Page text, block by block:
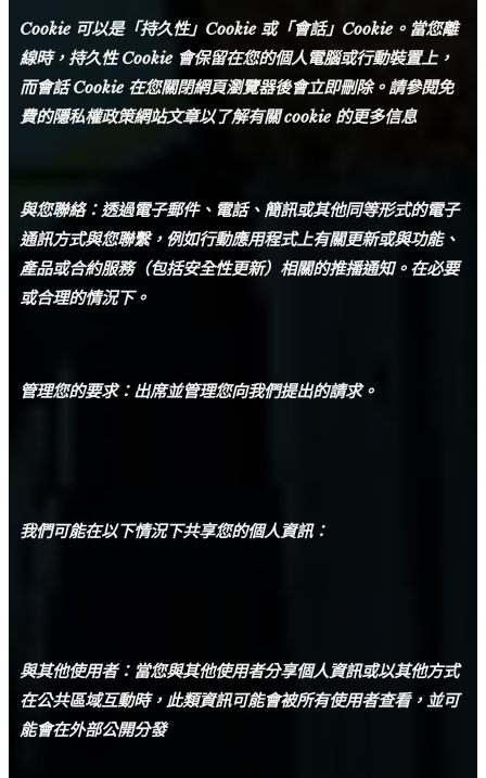
Cookie 可以是「持久性」Cookie 或「會話」Cookie。 當您離
線時，持久性 Cookie 會保留在您的個人電腦或行動裝置上，
而會話 Cookie 在您關閉網頁瀏覽器後會立即刪除。 請參閱免
費的隱私權政策網站文章以了解有關 cookie 的更多信息
與您聯絡：透過電子郵件、電話、簡訊或其他同等形式的電子
通訊方式與您聯繫，例如行動應用程式上有關更新或與功能、
產品或合約服務（包括安全性更新）相關的推播通知。 在必要
或合理的情況下。
管理您的要求：出席並管理您向我們提出的請求。
我們可能在以下情況下共享您的個人資訊：
與其他使用者：當您與其他使用者分享個人資訊或以其他方式
在公共區域互動時，此類資訊可能會被所有使用者查看，並可
能會在外部公開分發